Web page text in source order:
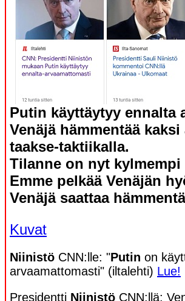
Putin käyttäytyy ennalta
Venäjä hämmentää
taakse-taktiikalla.
Tilanne on nyt
Emme pelkää Venäjän
Venäjä saattaa
Kuvat
Niinistö CNN:lle: "Putin on
arvaamattomasti" (iltalehti) Lue!
Presidentti Niinistö CNN:llä: